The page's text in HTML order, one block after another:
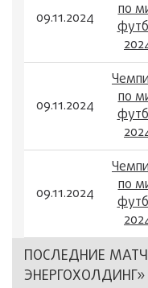
09.11.2024
по
09.11.2024
по
09.11.2024
по
ПОСЛЕДНИЕ
ЭНЕРГОХОЛДИНГ»